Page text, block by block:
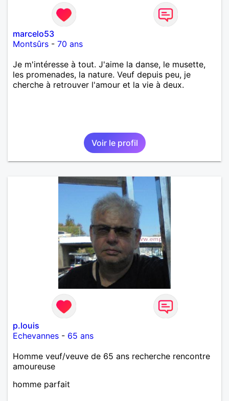
marcelo53
Montsûrs - 70 ans
Je m'intéresse à tout. J'aime la danse, le musette,
les promenades, la nature. Veuf depuis peu, je
cherche à retrouver l'amour et la vie à deux.
Voir le profil
p.louis
Echevannes - 65 ans
Homme veuf/veuve de 65 ans recherche rencontre
amoureuse
homme parfait